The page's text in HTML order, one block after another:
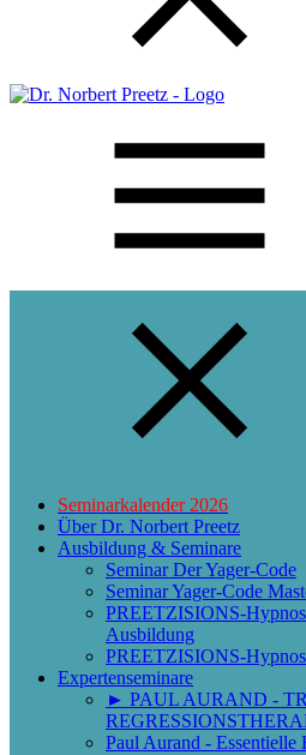
Seminarkalender 2026
Über Dr. Norbert Preetz
Ausbildung & Seminare
Seminar Der Yager-Code
Seminar Yager-Code
PREETZISIONS-
Ausbildung
PREETZISIONS-
Expertenseminare
► PAUL AURAND -
Paul Aurand - Essentielle